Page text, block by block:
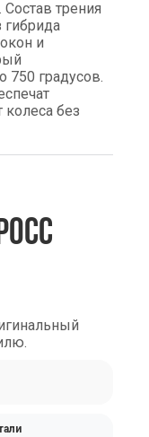
трения
гибрида
и
750 градусов.
колеса без